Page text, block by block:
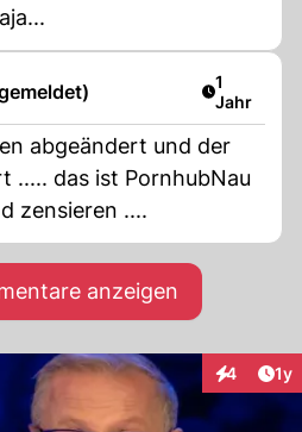
Artikel
1
Jahr
abgeändert und der
zensieren ....
anzeigen
4 1y